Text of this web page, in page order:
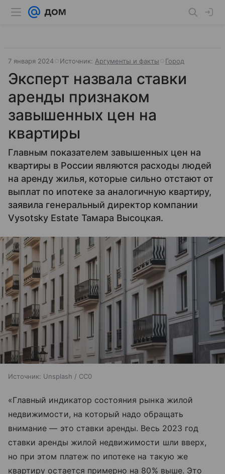
7 января 2024 Источник: Аргументы и факты Город
Эксперт назвала ставки
аренды признаком
завышенных цен на
квартиры
Главным показателем завышенных цен на
квартиры в России являются расходы людей
на аренду жилья, которые сильно отстают от
выплат по ипотеке за аналогичную квартиру,
заявила генеральный директор компании
Vysotsky Estate Тамара Высоцкая.
Источник: Unsplash / CC0
«Главный индикатор состояния рынка жилой
недвижимости, на который надо обращать
внимание — это ставки аренды. Весь 2023 год
ставки аренды жилой недвижимости шли вверх,
но при этом платеж по ипотеке на такую же
квартиру остается примерно на 80% выше. Это